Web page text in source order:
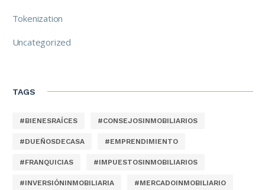
Tokenization
Uncategorized
TAGS
#BIENESRAÍCES #CONSEJOSINMOBILIARIOS
#DUEÑOSDECASA #EMPRENDIMIENTO
#FRANQUICIAS #IMPUESTOSINMOBILIARIOS
#INVERSIÓNINMOBILIARIA #MERCADOINMOBILIARIO